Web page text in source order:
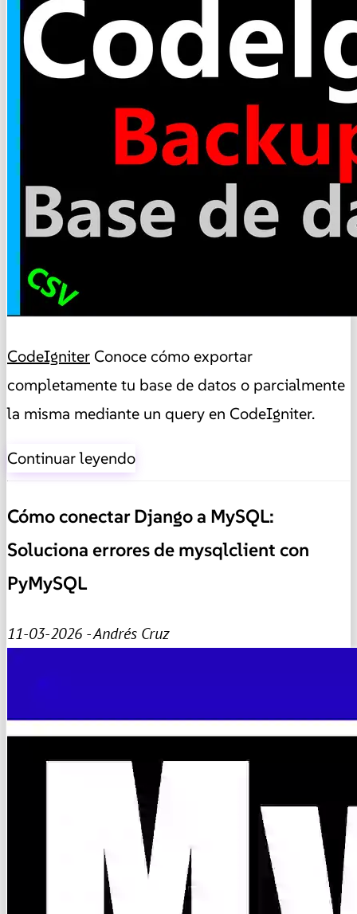
CodeIgniter Conoce cómo exportar
completamente tu base de datos o parcialmente
la misma mediante un query en CodeIgniter.
Continuar leyendo
Cómo conectar Django a MySQL:
Soluciona errores de mysqlclient con
PyMySQL
11-03-2026 - Andrés Cruz